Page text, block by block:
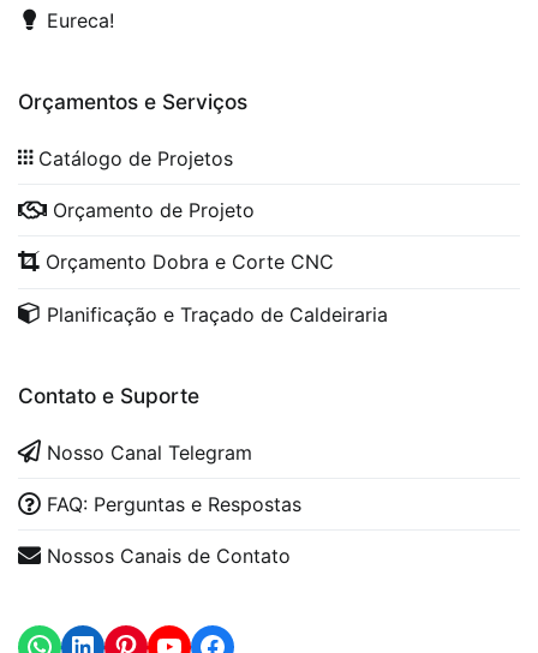
Eureca!
Orçamentos e Serviços
Catálogo de Projetos
Orçamento de Projeto
Orçamento Dobra e Corte CNC
Planificação e Traçado de Caldeiraria
Contato e Suporte
Nosso Canal Telegram
FAQ: Perguntas e Respostas
Nossos Canais de Contato
WhatsApp
LinkedInhttps://